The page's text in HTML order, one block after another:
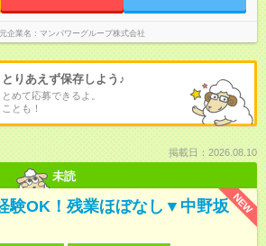
企業名 マンパワーグループ株式会社
とりあえず保存しよう♪
めて応募できるよ。
とも！
掲載日：2026.08.10
未読
NEW
験OK！残業ほぼなし▼中野坂